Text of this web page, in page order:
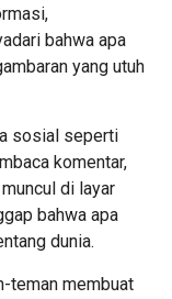
bahwa apa
yang utuh
sosial seperti
komentar,
di layar
bahwa apa
dunia.
teman membuat